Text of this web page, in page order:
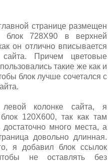
странице размещен
блок 728Х90 в верхней
он отлично вписывается
Причем цветовые
такие же как и
блок лучше сочетался с
колонке сайта, я
120Х600, так как там
достаточно много места, а
довольно длинная.
я добавил блок ссылок
не оставлять без